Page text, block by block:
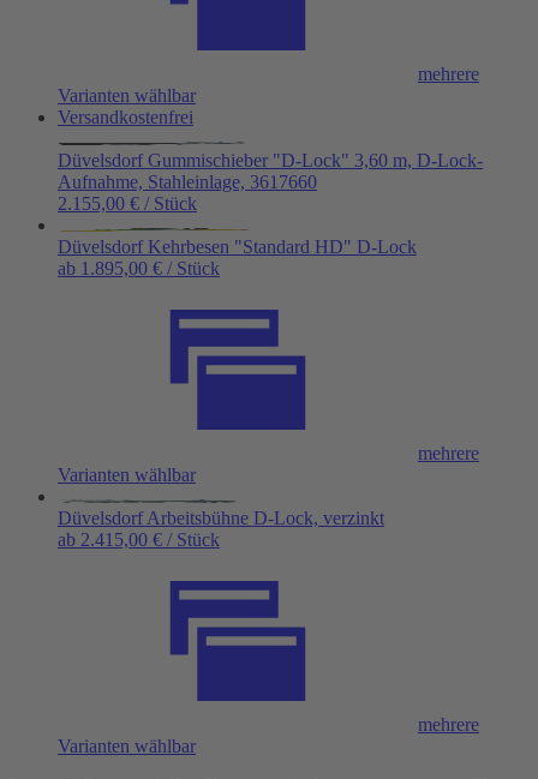
mehrere
Varianten wählbar
Versandkostenfrei
Düvelsdorf Gummischieber "D-Lock" 3,60 m, D-Lock-
Aufnahme, Stahleinlage, 3617660
2.155,00 € / Stück
Düvelsdorf Kehrbesen "Standard HD" D-Lock
ab 1.895,00 € / Stück
mehrere
Varianten wählbar
Düvelsdorf Arbeitsbühne D-Lock, verzinkt
ab 2.415,00 € / Stück
mehrere
Varianten wählbar